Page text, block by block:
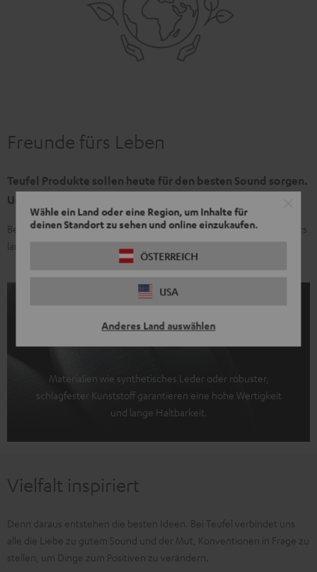
Wähle ein Land oder eine Region, um Inhalte für
deinen Standort zu sehen und online einzukaufen.
ÖSTERREICH
USA
Anderes Land auswählen
Freunde fürs Leben
Teufel Produkte sollen heute für den besten Sound sorgen.
Und morgen. Und übermorgen.
Bei unseren Produkten setzen wir auf Wertigkeit, damit du besonders
lange Freude daran hast.
Materialien wie synthetisches Leder oder robuster,
schlagfester Kunststoff garantieren eine hohe Wertigkeit
und lange Haltbarkeit.
Vielfalt inspiriert
Denn daraus entstehen die besten Ideen. Bei Teufel verbindet uns
alle die Liebe zu gutem Sound und der Mut, Konventionen in Frage zu
stellen, um Dinge zum Positiven zu verändern.